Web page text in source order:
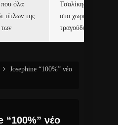
όλα
τίτλων της
των
Τσαλίκης,
στο χωριό του Άι
τραγούδι και video
Josephine “100%” νέο
“100%” νέο